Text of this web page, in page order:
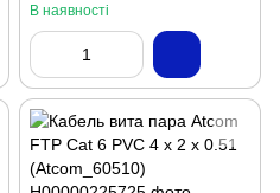
В наявності